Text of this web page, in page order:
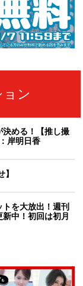
ン
決める！【推し撮
岸明日香
トを大放出！週刊
中！初回は初月